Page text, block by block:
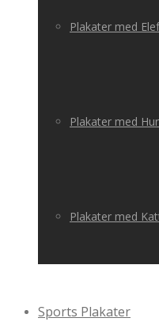
Plakater med
Plakater med
Plakater med
Sports Plakater